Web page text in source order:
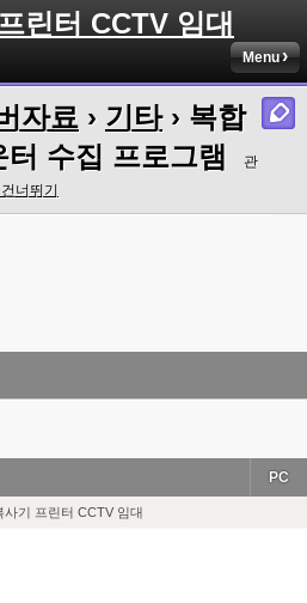
린터 CCTV 임대
Menu
자료 › 기타› 복합
수집 프로그램
관
너뛰기
PC
사기 프린터 CCTV 임대